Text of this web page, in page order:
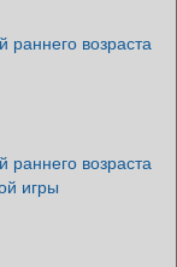
раннего возраста
раннего возраста
игры